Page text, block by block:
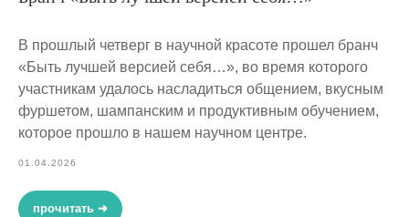
В прошлый четверг в научной красоте прошел бранч
«Быть лучшей версией себя…», во время которого
участникам удалось насладиться общением, вкусным
фуршетом, шампанским и продуктивным обучением,
которое прошло в нашем научном центре.
01.04.2026
прочитать ➜